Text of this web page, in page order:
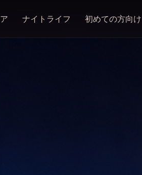
ナイトライフ 初めての方向け